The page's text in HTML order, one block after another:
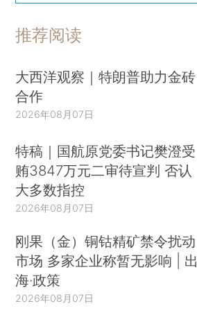
推荐阅读
大西洋观察｜特朗普助力金砖
合作
2026年08月07日
特稿｜国航原党委书记樊澄受
贿3847万元二审待宣判 否认
大多数指控
2026年08月07日
刚果（金）铜钴精矿禁令扰动
市场 多家企业称暂无影响 | 出
海·政策
2026年08月07日